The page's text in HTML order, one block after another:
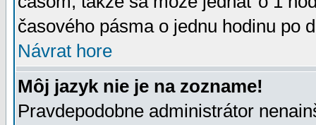
časového pásma o jednu hodinu po
Návrat hore
Môj jazyk nie je na zozname!
Pravdepodobne administrátor